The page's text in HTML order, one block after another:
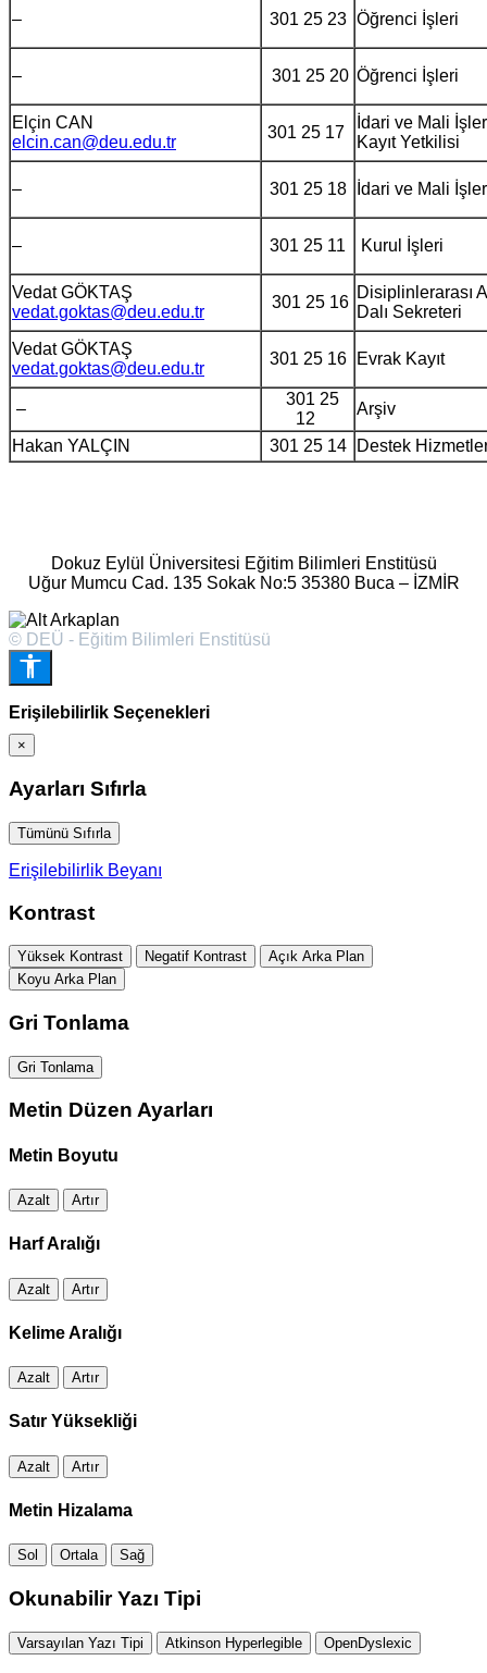
– 301 25 23 Öğrenci İşleri
– 301 25 20 Öğrenci İşleri
Elçin CAN
elcin.can@deu.edu.tr
301 25 17
İdari ve Mali
Kayıt Yetkilisi
– 301 25 18 İdari ve Mali İşler
– 301 25 11 Kurul İşleri
Vedat GÖKTAŞ
vedat.goktas@deu.edu.tr
301 25 16
Disiplinlerarası
Dalı Sekreteri
Vedat GÖKTAŞ
vedat.goktas@deu.edu.tr
301 25 16 Evrak Kayıt
–
301 25
12
Arşiv
Hakan YALÇIN
301 25 14 Destek
Dokuz Eylül Üniversitesi Eğitim Bilimleri Enstitüsü
Uğur Mumcu Cad. 135 Sokak No:5 35380 Buca – İZMİR
© DEÜ - Eğitim Bilimleri Enstitüsü
Erişilebilirlik Seçenekleri
×
Ayarları Sıfırla
Tümünü Sıfırla
Erişilebilirlik Beyanı
Kontrast
Yüksek Kontrast Negatif Kontrast
Açık Arka Plan
Koyu Arka Plan
Gri Tonlama
Gri Tonlama
Metin Düzen Ayarları
Metin Boyutu
Azalt Artır
Harf Aralığı
Azalt Artır
Kelime Aralığı
Azalt Artır
Satır Yüksekliği
Azalt Artır
Metin Hizalama
Sol Ortala Sağ
Okunabilir Yazı Tipi
Varsayılan Yazı Tipi Atkinson Hyperlegible OpenDyslexic